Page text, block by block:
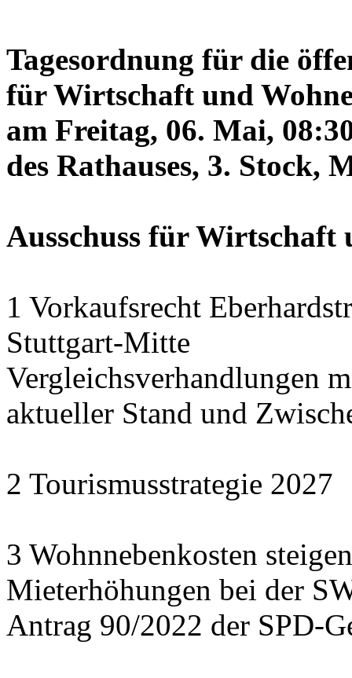
Tagesordnung für die
für Wirtschaft und
am Freitag, 06. Mai,
des Rathauses, 3. Stock,
Ausschuss für Wirtschaft
1 Vorkaufsrecht
Stuttgart-Mitte
Vergleichsverhandlungen
aktueller Stand und
2 Tourismusstrategie 2027
3 Wohnnebenkosten
Mieterhöhungen bei der
Antrag 90/2022 der SPD-